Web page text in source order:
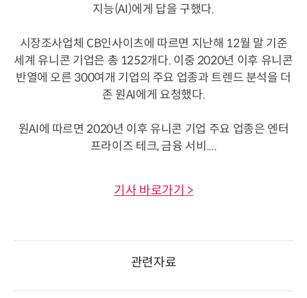
지능(AI)에게 답을 구했다.
시장조사업체 CB인사이츠에 따르면 지난해 12월 말 기준
세계 유니콘 기업은 총 1252개다. 이중 2020년 이후 유니콘
반열에 오른 300여개 기업의 주요 업종과 트렌드 분석을 더
존 원AI에게 요청했다.
원AI에 따르면 2020년 이후 유니콘 기업 주요 업종은 엔터
프라이즈 테크, 금융 서비....
기사 바로가기 >
관련자료